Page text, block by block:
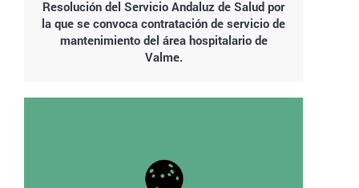
Resolución del Servicio Andaluz de Salud por
la que se convoca contratación de servicio de
mantenimiento del área hospitalario de
Valme.